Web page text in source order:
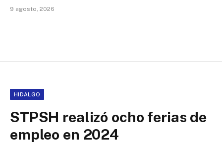
9 agosto, 2026
HIDALGO
STPSH realizó ocho ferias de
empleo en 2024